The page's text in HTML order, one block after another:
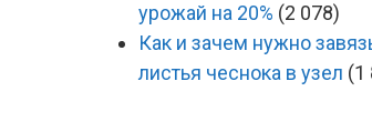
урожай на 20% (2 078)
Как и зачем нужно
листья чеснока в узел (1